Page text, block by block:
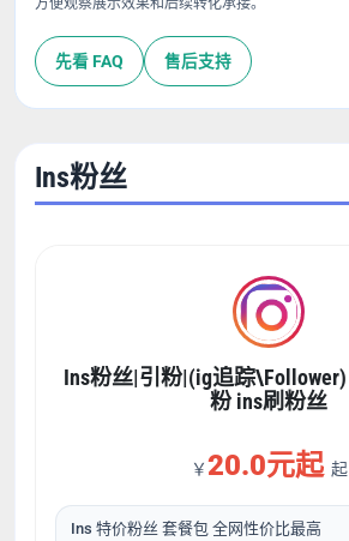
方便观察展示效果和后续转化承接。
先看 FAQ 售后支持
Ins粉丝
Ins粉丝|引粉|(ig追踪\Follower) ins买粉 ins涨
粉 ins刷粉丝
￥20.0元起 起
Ins 特价粉丝 套餐包 全网性价比最高